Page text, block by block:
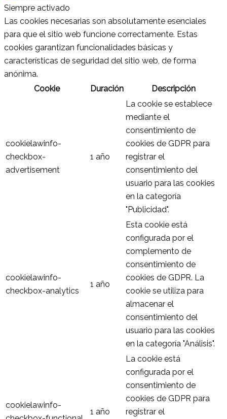
Siempre activado
Las cookies necesarias son absolutamente esenciales
para que el sitio web funcione correctamente. Estas
cookies garantizan funcionalidades básicas y
características de seguridad del sitio web, de forma
anónima.
Cookie
Duración Descripción
cookielawinfo-
checkbox-
advertisement
1 año
La cookie se establece
mediante el
consentimiento de
cookies de GDPR para
registrar el
consentimiento del
usuario para las cookies
en la categoría
"Publicidad".
cookielawinfo-
checkbox-analytics
1 año
Esta cookie está
configurada por el
complemento de
consentimiento de
cookies de GDPR. La
cookie se utiliza para
almacenar el
consentimiento del
usuario para las cookies
en la categoría "Análisis".
cookielawinfo-
1 año
La cookie está
configurada por el
consentimiento de
cookies de GDPR para
registrar el